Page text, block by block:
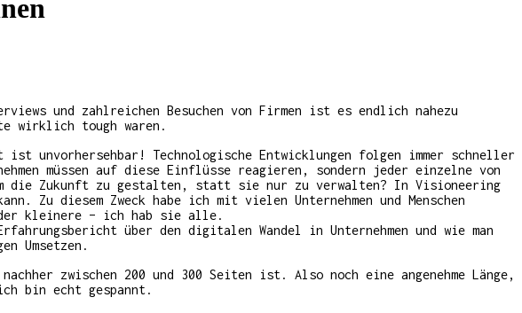
und zahlreichen Besuchen von Firmen ist es endlich nahezu
wirklich tough waren.
unvorhersehbar! Technologische Entwicklungen folgen immer schneller
müssen auf diese Einflüsse reagieren, sondern jeder einzelne von
um die Zukunft zu gestalten, statt sie nur zu verwalten? In Visioneering
Zu diesem Zweck habe ich mit vielen Unternehmen und Menschen
kleinere – ich hab sie alle.
über den digitalen Wandel in Unternehmen und wie man
Umsetzen.
zwischen 200 und 300 Seiten ist. Also noch eine angenehme Länge,
bin echt gespannt.